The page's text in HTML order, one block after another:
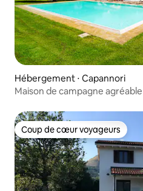
Hébergement ⋅ Capannori
Maison de campagne
Coup de cœur voyageurs
Coup de cœur voyageurs